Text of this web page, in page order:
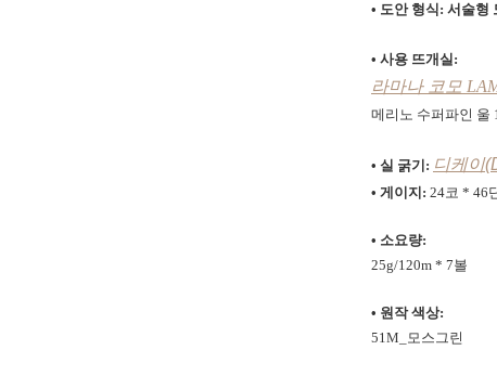
• 도안 형식: 서술형
• 사용 뜨개실:
라마나 코모
메리노 수퍼파인 울
• 실 굵기: 디케이
• 게이지: 24코 * 46
• 소요량:
25g/120m * 7볼
• 원작 색상:
51M_모스그린